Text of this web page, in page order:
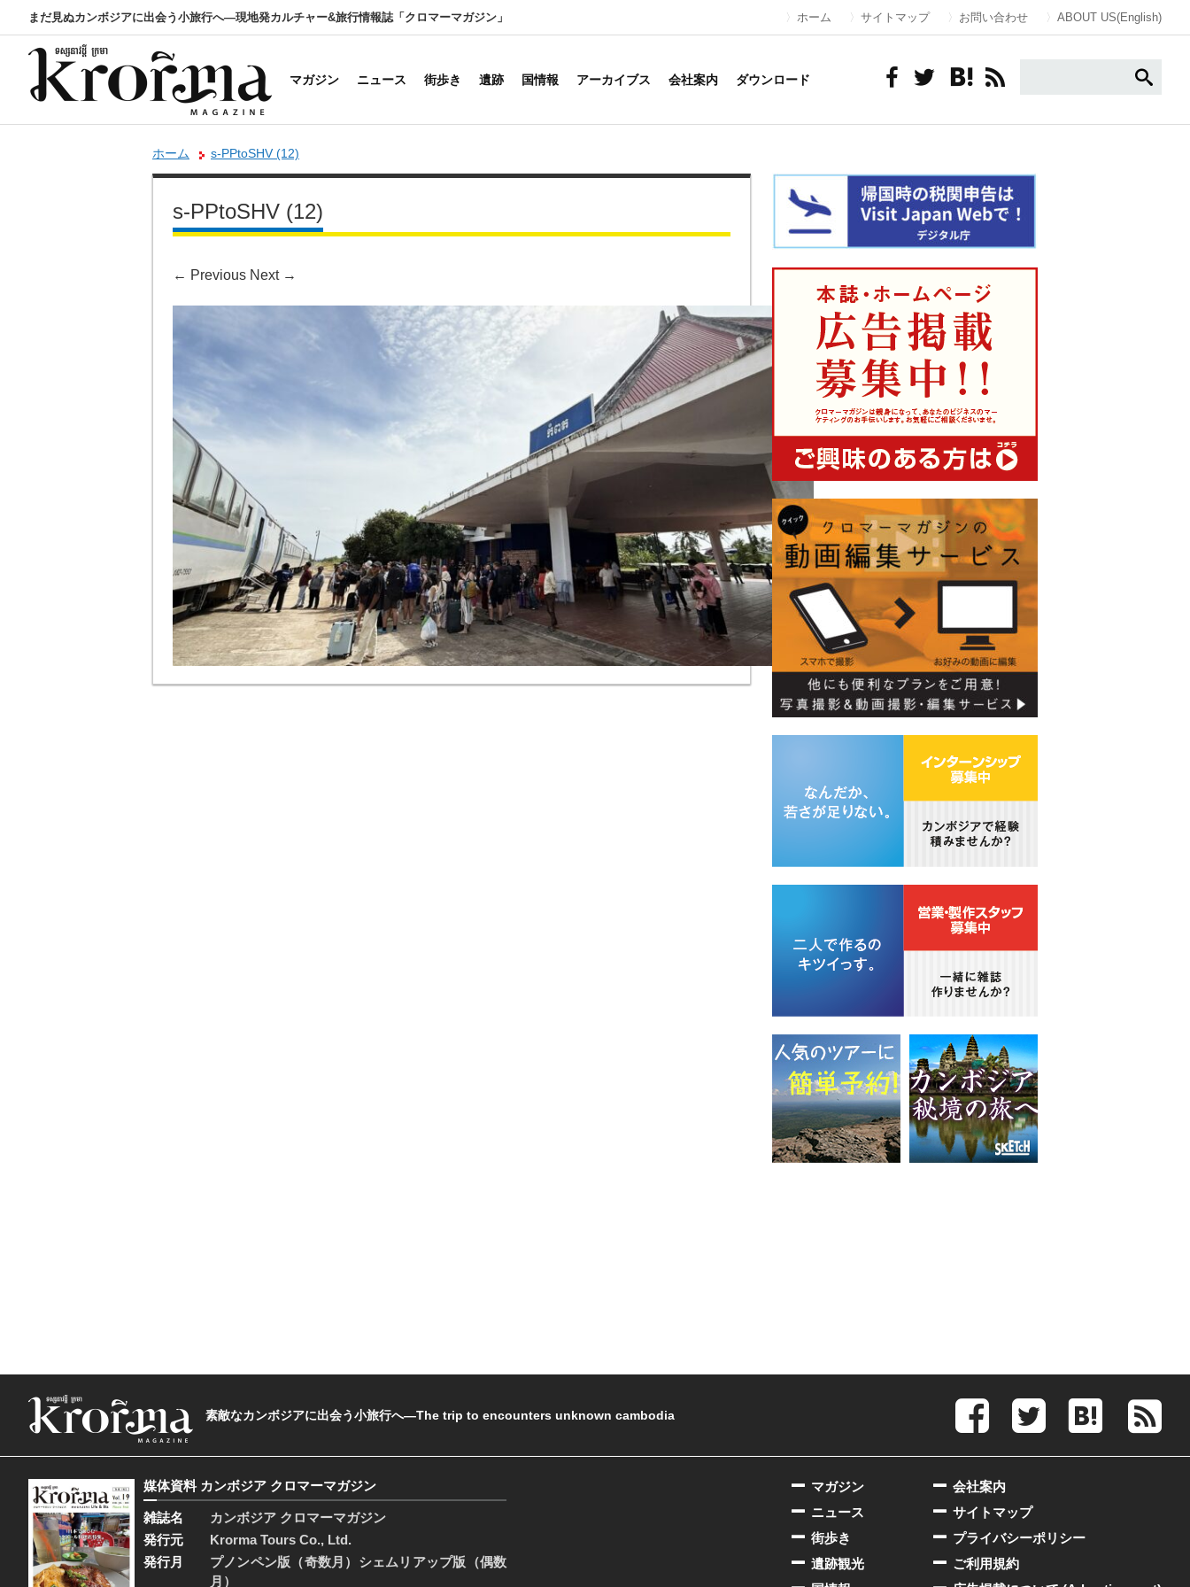
まだ見ぬカンボジアに出会う小旅行へ―現地発カルチャー&旅行情報誌「クロマーマガジン」 ホーム サイトマップ お問い合わせ ABOUT US(English)
マガジン ニュース 街歩き 遺跡 国情報 アーカイブス 会社案内 ダウンロード
ホーム s-PPtoSHV (12)
s-PPtoSHV (12)
← Previous Next →
素敵なカンボジアに出会う小旅行へ―The trip to encounters unknown cambodia
媒体資料 カンボジア クロマーマガジン
雑誌名
カンボジア クロマーマガジン
発行元
Krorma Tours Co., Ltd.
発行月
プノンペン版（奇数月）シェムリアップ版（偶数
月）
会社案内
サイトマップ
プライバシーポリシー
ご利用規約
マガジン
ニュース
街歩き
遺跡観光